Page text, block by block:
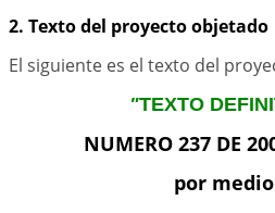
2. Texto del proyecto objetado
El siguiente es el texto del
"TEXTO
NUMERO 237 DE
por